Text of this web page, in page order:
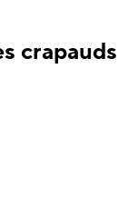
crapauds